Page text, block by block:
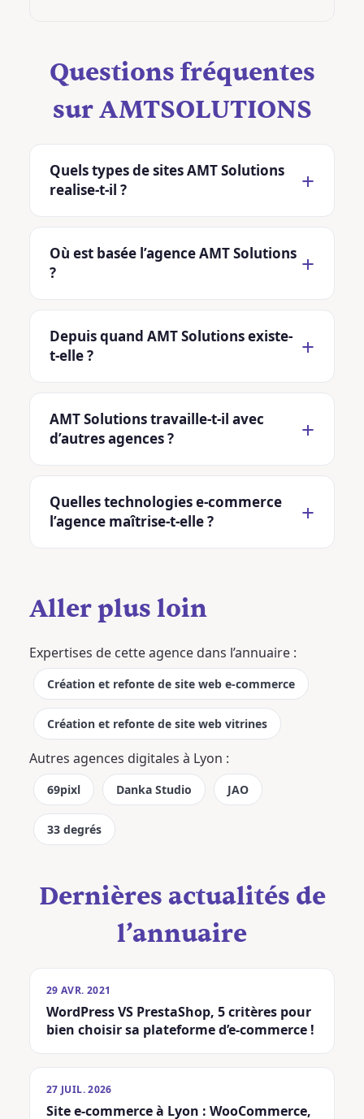
Questions fréquentes
sur AMTSOLUTIONS
Quels types de sites AMT Solutions
realise-t-il ?
Où est basée l’agence AMT Solutions
?
Depuis quand AMT Solutions existe-
t-elle ?
AMT Solutions travaille-t-il avec
d’autres agences ?
Quelles technologies e-commerce
l’agence maîtrise-t-elle ?
Aller plus loin
Expertises de cette agence dans l’annuaire :
Création et refonte de site web e-commerce
Création et refonte de site web vitrines
Autres agences digitales à Lyon :
69pixl Danka Studio JAO
33 degrés
Dernières actualités de
l’annuaire
29 AVR. 2021
WordPress VS PrestaShop, 5 critères pour
bien choisir sa plateforme d’e-commerce !
27 JUIL. 2026
Site e-commerce à Lyon : WooCommerce,